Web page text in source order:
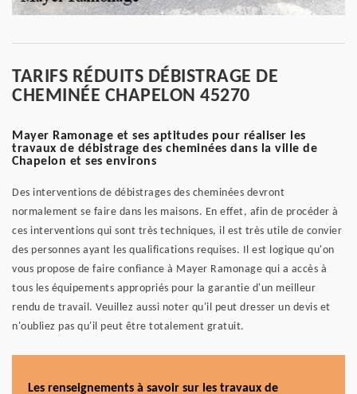
TARIFS RÉDUITS DÉBISTRAGE DE
CHEMINÉE CHAPELON 45270
Mayer Ramonage et ses aptitudes pour réaliser les
travaux de débistrage des cheminées dans la ville de
Chapelon et ses environs
Des interventions de débistrages des cheminées devront
normalement se faire dans les maisons. En effet, afin de procéder à
ces interventions qui sont très techniques, il est très utile de convier
des personnes ayant les qualifications requises. Il est logique qu'on
vous propose de faire confiance à Mayer Ramonage qui a accès à
tous les équipements appropriés pour la garantie d'un meilleur
rendu de travail. Veuillez aussi noter qu'il peut dresser un devis et
n'oubliez pas qu'il peut être totalement gratuit.
Les renseignements à savoir sur les travaux de